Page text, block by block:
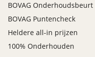
BOVAG Onderhoudsbeurt
BOVAG Puntencheck
Heldere all-in prijzen
100% Onderhouden